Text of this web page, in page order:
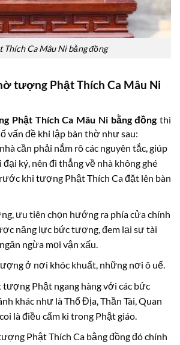
Thích Ca Mâu Ni bằng đồng
tượng Phật Thích Ca Mâu Ni
Phật Thích Ca Mâu Ni bằng đồngthì
vấn đề khi lập bàn thờ như sau:
cần phải nắm rõ các nguyên tắc, giúp
ký, nên đi thẳng về nhà không ghé
khi tượng Phật Thích Ca đặt lên bàn
ưu tiên chọn hướng ra phía cửa chính
năng lực bức tượng, đem lại sự tài
ngừa mọi vận xấu.
ở nơi khóc khuất, những nơi ô uế.
Phật ngang hàng với các bức
khác như là Thổ Địa, Thần Tài, Quan
là điều cấm ki trong Phật giáo.
Phật Thích Ca bằng đồng đó chính